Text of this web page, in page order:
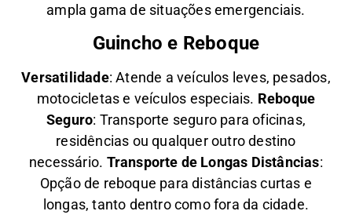
ampla gama de situações emergenciais.
Guincho e Reboque
Versatilidade:Atende a veículos leves, pesados,
motocicletas e veículos especiais. Reboque
Seguro: Transporte seguro para oficinas,
residências ou qualquer outro destino
necessário. Transporte de Longas Distâncias:
Opção de reboque para distâncias curtas e
longas, tanto dentro como fora da cidade.